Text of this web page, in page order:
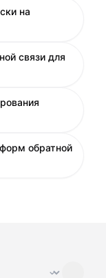
на
связи для
обратной
⌄